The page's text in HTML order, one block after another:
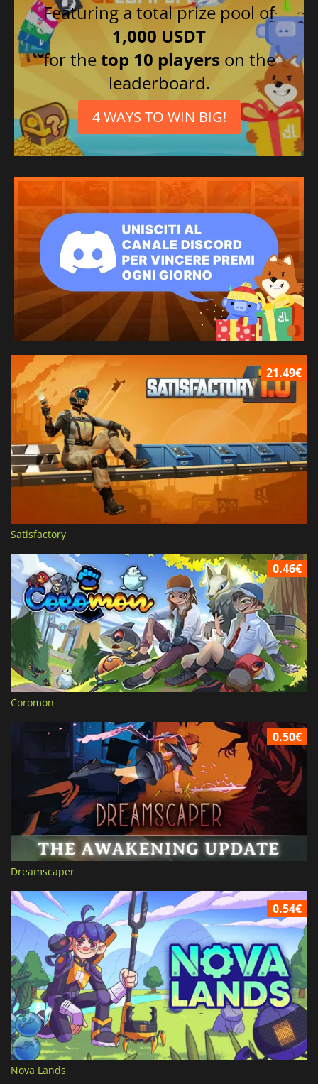
Featuring a total prize pool of
1,000 USDT
for thetop 10 players on the
leaderboard.
4 WAYS TO WIN BIG!
21.49€
Satisfactory
0.46€
Coromon
0.50€
Dreamscaper
0.54€
Nova Lands